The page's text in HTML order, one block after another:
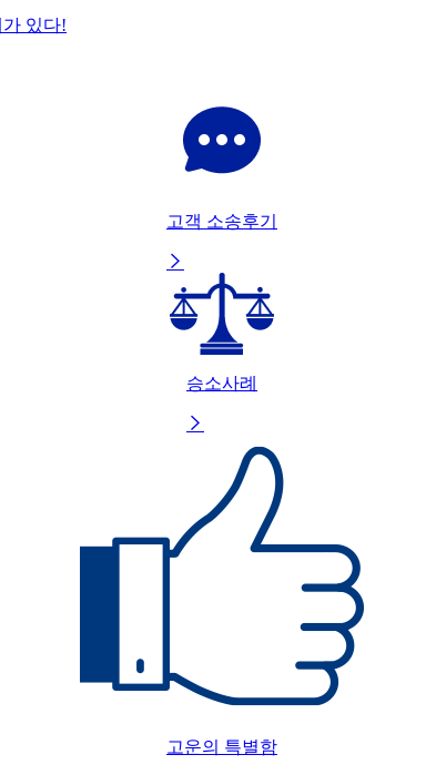
있다!
고객 소송후기

승소사례

고운의 특별함